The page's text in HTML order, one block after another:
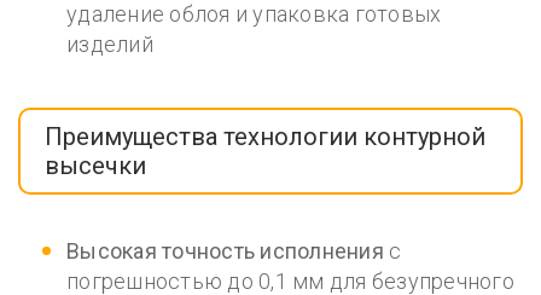
удаление облоя и упаковка готовых
изделий
Преимущества технологии контурной
высечки
Высокая точность исполнения с
погрешностью до 0,1 мм для безупречного